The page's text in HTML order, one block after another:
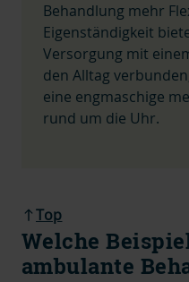
Behandlung mehr
Eigenständigkeit
Versorgung mit
den Alltag
eine engmaschige
rund um die Uhr.
Top
Welche
ambulante